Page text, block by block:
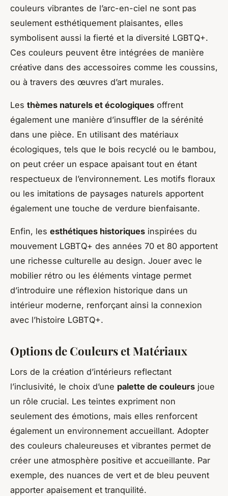
couleurs vibrantes de l’arc-en-ciel ne sont pas
seulement esthétiquement plaisantes, elles
symbolisent aussi la fierté et la diversité LGBTQ+.
Ces couleurs peuvent être intégrées de manière
créative dans des accessoires comme les coussins,
ou à travers des œuvres d’art murales.
Les thèmes naturels et écologiques offrent
également une manière d’insuffler de la sérénité
dans une pièce. En utilisant des matériaux
écologiques, tels que le bois recyclé ou le bambou,
on peut créer un espace apaisant tout en étant
respectueux de l’environnement. Les motifs floraux
ou les imitations de paysages naturels apportent
également une touche de verdure bienfaisante.
Enfin, les esthétiques historiques inspirées du
mouvement LGBTQ+ des années 70 et 80 apportent
une richesse culturelle au design. Jouer avec le
mobilier rétro ou les éléments vintage permet
d’introduire une réflexion historique dans un
intérieur moderne, renforçant ainsi la connexion
avec l’histoire LGBTQ+.
Options de Couleurs et Matériaux
Lors de la création d’intérieurs reflectant
l’inclusivité, le choix d’une palette de couleurs joue
un rôle crucial. Les teintes expriment non
seulement des émotions, mais elles renforcent
également un environnement accueillant. Adopter
des couleurs chaleureuses et vibrantes permet de
créer une atmosphère positive et accueillante. Par
exemple, des nuances de vert et de bleu peuvent
apporter apaisement et tranquilité.